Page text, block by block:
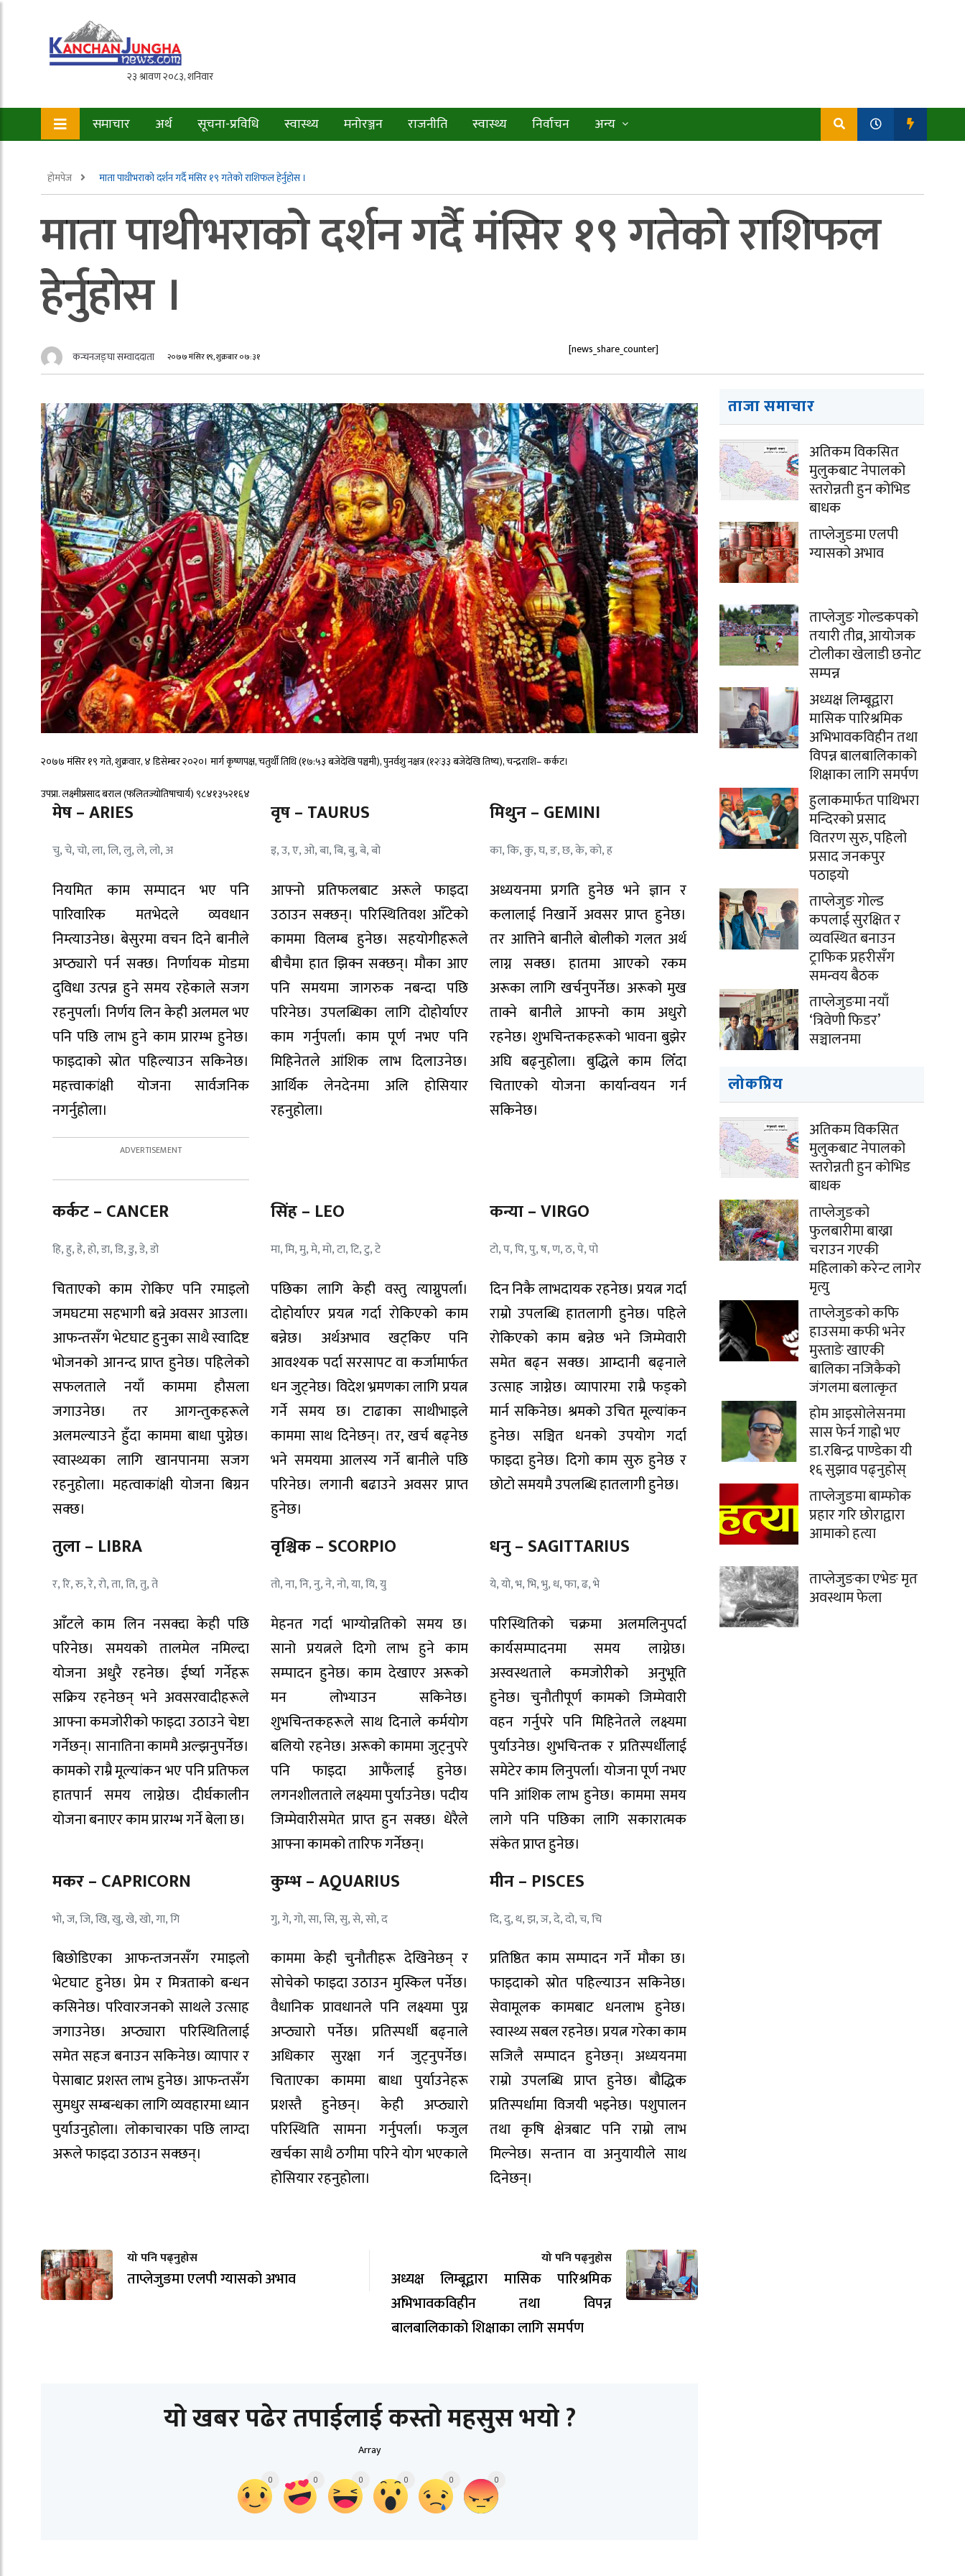
समाचार अर्थ सूचना-प्रविधि स्वास्थ्य मनोरञ्जन राजनीति स्वास्थ्य निर्वाचन अन्य
होमपेज माता पाथीभराको दर्शन गर्दै मंसिर १९ गतेको राशिफल हेर्नुहोस ।
माता पाथीभराको दर्शन गर्दै मंसिर १९ गतेको राशिफल
हेर्नुहोस ।
कन्चनजङ्घा सम्वाददाता २०७७ मंसिर १९, शुक्रबार ०७:३१ [news_share_counter]
२०७७ मंसिर १९ गते, शुक्रवार, ४ डिसेम्बर २०२०। मार्ग कृष्णपक्ष, चतुर्थी तिथि (१७:५३ बजेदेखि पञ्चमी), पुनर्वशु नक्षत्र (१२ः३३ बजेदेखि तिष्य), चन्द्रराशि– कर्कट।
उपप्रा. लक्ष्मीप्रसाद बराल (फलितज्योतिषाचार्य) ९८४१३५२१६४
मेष – ARIES
चु, चे, चो, ला, लि, लु, ले, लो, अ
नियमित काम सम्पादन भए पनि
पारिवारिक मतभेदले व्यवधान
निम्त्याउनेछ। बेसुरमा वचन दिने बानीले
अप्ठ्यारो पर्न सक्छ। निर्णायक मोडमा
दुविधा उत्पन्न हुने समय रहेकाले सजग
रहनुपर्ला। निर्णय लिन केही अलमल भए
पनि पछि लाभ हुने काम प्रारम्भ हुनेछ।
फाइदाको स्रोत पहिल्याउन सकिनेछ।
महत्त्वाकांक्षी योजना सार्वजनिक
नगर्नुहोला।
वृष – TAURUS
इ, उ, ए, ओ, बा, बि, बु, बे, बो
आफ्नो प्रतिफलबाट अरूले फाइदा
उठाउन सक्छन्। परिस्थितिवश आँटेको
काममा विलम्ब हुनेछ। सहयोगीहरूले
बीचैमा हात झिक्न सक्छन्। मौका आए
पनि समयमा जागरुक नबन्दा पछि
परिनेछ। उपलब्धिका लागि दोहोर्याएर
काम गर्नुपर्ला। काम पूर्ण नभए पनि
मिहिनेतले आंशिक लाभ दिलाउनेछ।
आर्थिक लेनदेनमा अलि होसियार
रहनुहोला।
मिथुन – GEMINI
का, कि, कु, घ, ङ, छ, के, को, ह
अध्ययनमा प्रगति हुनेछ भने ज्ञान र
कलालाई निखार्ने अवसर प्राप्त हुनेछ।
तर आत्तिने बानीले बोलीको गलत अर्थ
लाग्न सक्छ। हातमा आएको रकम
अरूका लागि खर्चनुपर्नेछ। अरूको मुख
ताक्ने बानीले आफ्नो काम अधुरो
रहनेछ। शुभचिन्तकहरूको भावना बुझेर
अघि बढ्नुहोला। बुद्धिले काम लिँदा
चिताएको योजना कार्यान्वयन गर्न
सकिनेछ।
कर्कट – CANCER
हि, हु, हे, हो, डा, डि, डु, डे, डो
चिताएको काम रोकिए पनि रमाइलो
जमघटमा सहभागी बन्ने अवसर आउला।
आफन्तसँग भेटघाट हुनुका साथै स्वादिष्ट
भोजनको आनन्द प्राप्त हुनेछ। पहिलेको
सफलताले नयाँ काममा हौसला
जगाउनेछ। तर आगन्तुकहरूले
अलमल्याउने हुँदा काममा बाधा पुग्नेछ।
स्वास्थ्यका लागि खानपानमा सजग
रहनुहोला। महत्वाकांक्षी योजना बिग्रन
सक्छ।
सिंह – LEO
मा, मि, मु, मे, मो, टा, टि, टु, टे
पछिका लागि केही वस्तु त्याग्नुपर्ला।
दोहोर्याएर प्रयत्न गर्दा रोकिएको काम
बन्नेछ। अर्थअभाव खट्किए पनि
आवश्यक पर्दा सरसापट वा कर्जामार्फत
धन जुट्नेछ। विदेश भ्रमणका लागि प्रयत्न
गर्ने समय छ। टाढाका साथीभाइले
काममा साथ दिनेछन्। तर, खर्च बढ्नेछ
भने समयमा आलस्य गर्ने बानीले पछि
परिनेछ। लगानी बढाउने अवसर प्राप्त
हुनेछ।
कन्या – VIRGO
टो, प, पि, पु, ष, ण, ठ, पे, पो
दिन निकै लाभदायक रहनेछ। प्रयत्न गर्दा
राम्रो उपलब्धि हातलागी हुनेछ। पहिले
रोकिएको काम बन्नेछ भने जिम्मेवारी
समेत बढ्न सक्छ। आम्दानी बढ्नाले
उत्साह जाग्नेछ। व्यापारमा राम्रै फड्को
मार्न सकिनेछ। श्रमको उचित मूल्यांकन
हुनेछ। सञ्चित धनको उपयोग गर्दा
फाइदा हुनेछ। दिगो काम सुरु हुनेछ र
छोटो समयमै उपलब्धि हातलागी हुनेछ।
तुला – LIBRA
र, रि, रु, रे, रो, ता, ति, तु, ते
आँटले काम लिन नसक्दा केही पछि
परिनेछ। समयको तालमेल नमिल्दा
योजना अधुरै रहनेछ। ईर्ष्या गर्नेहरू
सक्रिय रहनेछन् भने अवसरवादीहरूले
आफ्ना कमजोरीको फाइदा उठाउने चेष्टा
गर्नेछन्। सानातिना काममै अल्झनुपर्नेछ।
कामको राम्रै मूल्यांकन भए पनि प्रतिफल
हातपार्न समय लाग्नेछ। दीर्घकालीन
योजना बनाएर काम प्रारम्भ गर्ने बेला छ।
वृश्चिक – SCORPIO
तो, ना, नि, नु, ने, नो, या, यि, यु
मेहनत गर्दा भाग्योन्नतिको समय छ।
सानो प्रयत्नले दिगो लाभ हुने काम
सम्पादन हुनेछ। काम देखाएर अरूको
मन लोभ्याउन सकिनेछ।
शुभचिन्तकहरूले साथ दिनाले कर्मयोग
बलियो रहनेछ। अरूको काममा जुट्नुपरे
पनि फाइदा आफैंलाई हुनेछ।
लगनशीलताले लक्ष्यमा पुर्याउनेछ। पदीय
जिम्मेवारीसमेत प्राप्त हुन सक्छ। धेरैले
आफ्ना कामको तारिफ गर्नेछन्।
धनु – SAGITTARIUS
ये, यो, भ, भि, भु, ध, फा, ढ, भे
परिस्थितिको चक्रमा अलमलिनुपर्दा
कार्यसम्पादनमा समय लाग्नेछ।
अस्वस्थताले कमजोरीको अनुभूति
हुनेछ। चुनौतीपूर्ण कामको जिम्मेवारी
वहन गर्नुपरे पनि मिहिनेतले लक्ष्यमा
पुर्याउनेछ। शुभचिन्तक र प्रतिस्पर्धीलाई
समेटेर काम लिनुपर्ला। योजना पूर्ण नभए
पनि आंशिक लाभ हुनेछ। काममा समय
लागे पनि पछिका लागि सकारात्मक
संकेत प्राप्त हुनेछ।
मकर – CAPRICORN
भो, ज, जि, खि, खु, खे, खो, गा, गि
बिछोडिएका आफन्तजनसँग रमाइलो
भेटघाट हुनेछ। प्रेम र मित्रताको बन्धन
कसिनेछ। परिवारजनको साथले उत्साह
जगाउनेछ। अप्ठ्यारा परिस्थितिलाई
समेत सहज बनाउन सकिनेछ। व्यापार र
पेसाबाट प्रशस्त लाभ हुनेछ। आफन्तसँग
सुमधुर सम्बन्धका लागि व्यवहारमा ध्यान
पुर्याउनुहोला। लोकाचारका पछि लाग्दा
अरूले फाइदा उठाउन सक्छन्।
कुम्भ – AQUARIUS
गु, गे, गो, सा, सि, सु, से, सो, द
काममा केही चुनौतीहरू देखिनेछन् र
सोचेको फाइदा उठाउन मुस्किल पर्नेछ।
वैधानिक प्रावधानले पनि लक्ष्यमा पुग्न
अप्ठ्यारो पर्नेछ। प्रतिस्पर्धी बढ्नाले
अधिकार सुरक्षा गर्न जुट्नुपर्नेछ।
चिताएका काममा बाधा पुर्याउनेहरू
प्रशस्तै हुनेछन्। केही अप्ठ्यारो
परिस्थिति सामना गर्नुपर्ला। फजुल
खर्चका साथै ठगीमा परिने योग भएकाले
होसियार रहनुहोला।
मीन – PISCES
दि, दु, थ, झ, ञ, दे, दो, च, चि
प्रतिष्ठित काम सम्पादन गर्ने मौका छ।
फाइदाको स्रोत पहिल्याउन सकिनेछ।
सेवामूलक कामबाट धनलाभ हुनेछ।
स्वास्थ्य सबल रहनेछ। प्रयत्न गरेका काम
सजिलै सम्पादन हुनेछन्। अध्ययनमा
राम्रो उपलब्धि प्राप्त हुनेछ। बौद्धिक
प्रतिस्पर्धामा विजयी भइनेछ। पशुपालन
तथा कृषि क्षेत्रबाट पनि राम्रो लाभ
मिल्नेछ। सन्तान वा अनुयायीले साथ
दिनेछन्।
यो पनि पढ्नुहोस
ताप्लेजुङमा एलपी ग्यासको अभाव
यो पनि पढ्नुहोस
अध्यक्ष लिम्बूद्वारा मासिक पारिश्रमिक
अभिभावकविहीन तथा विपन्न
बालबालिकाको शिक्षाका लागि समर्पण
यो खबर पढेर तपाईलाई कस्तो महसुस भयो ?
Array
0 0 0 0 0 0
ताजा समाचार
अतिकम विकसित
मुलुकबाट नेपालको
स्तरोन्नती हुन कोभिड
बाधक
ताप्लेजुङमा एलपी
ग्यासको अभाव
ताप्लेजुङ गोल्डकपको
तयारी तीव्र, आयोजक
टोलीका खेलाडी छनोट
सम्पन्न
अध्यक्ष लिम्बूद्वारा
मासिक पारिश्रमिक
अभिभावकविहीन तथा
विपन्न बालबालिकाको
शिक्षाका लागि समर्पण
हुलाकमार्फत पाथिभरा
मन्दिरको प्रसाद
वितरण सुरु, पहिलो
प्रसाद जनकपुर
पठाइयो
ताप्लेजुङ गोल्ड
कपलाई सुरक्षित र
व्यवस्थित बनाउन
ट्राफिक प्रहरीसँग
समन्वय बैठक
ताप्लेजुङमा नयाँ
‘त्रिवेणी फिडर’
सञ्चालनमा
लोकप्रिय
अतिकम विकसित
मुलुकबाट नेपालको
स्तरोन्नती हुन कोभिड
बाधक
ताप्लेजुङको
फुलबारीमा बाख्रा
चराउन गएकी
महिलाको करेन्ट लागेर
मृत्यु
ताप्लेजुङको कफि
हाउसमा कफी भनेर
मुस्ताङे खाएकी
बालिका नजिकैको
जंगलमा बलात्कृत
होम आइसोलेसनमा
सास फेर्न गाह्रो भए
डा.रबिन्द्र पाण्डेका यी
१६ सुझाव पढ्नुहोस्
ताप्लेजुङमा बाम्फोक
प्रहार गरि छोराद्वारा
आमाको हत्या
ताप्लेजुङका एभेङ मृत
अवस्थाम फेला